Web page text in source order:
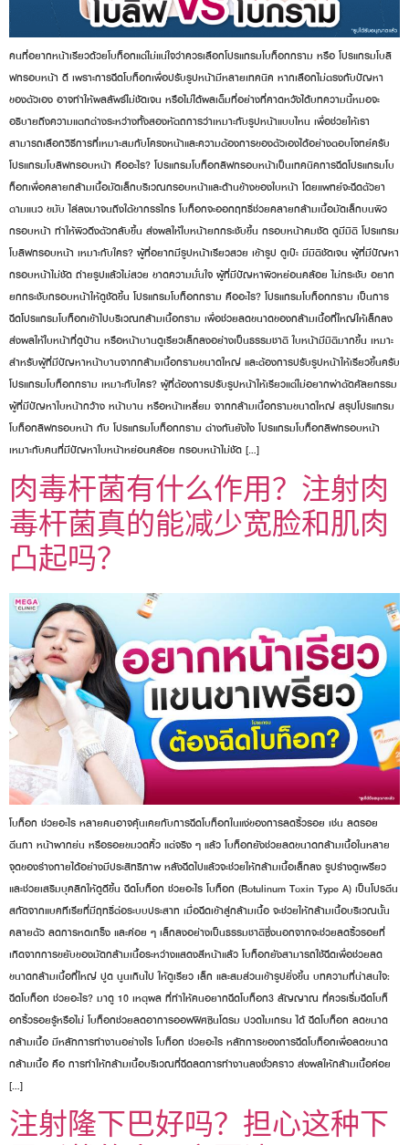
คนที่อยากหน้าเรียวด้วยโบท็อกแต่ไม่แน่ใจว่าควรเลือกโปรแกรมโบท็อกกราม หรือ โปรแกรมโบลิ
ฟกรอบหน้า ดี เพราะการฉีดโบท็อกเพื่อปรับรูปหน้ามีหลายเทคนิค หากเลือกไม่ตรงกับปัญหา
ของตัวเอง อาจทำให้ผลลัพธ์ไม่ชัดเจน หรือไม่ได้ผลเต็มที่อย่างที่คาดหวังได้บทความนี้หมอจะ
อธิบายถึงความแตกต่างระหว่างทั้งสองหัตถการว่าเหมาะกับรูปหน้าแบบไหน เพื่อช่วยให้เรา
สามารถเลือกวิธีการที่เหมาะสมกับโครงหน้าและความต้องการของตัวเองได้อย่างตอบโจทย์ครับ
โปรแกรมโบลิฟกรอบหน้า คืออะไร? โปรแกรมโบท็อกลิฟกรอบหน้าเป็นเทคนิคการฉีดโปรแกรมโบ
ท็อกเพื่อคลายกล้ามเนื้อมัดเล็กบริเวณกรอบหน้าและด้านข้างของใบหน้า โดยแพทย์จะฉีดตัวยา
ตามแนว ขมับ ไล่ลงมาจนถึงใต้ขากรรไกร โบท็อกจะออกฤทธิ์ช่วยคลายกล้ามเนื้อมัดเล็กบนผิว
กรอบหน้า ทำให้ผิวดึงตัวกลับขึ้น ส่งผลให้ใบหน้ายกกระชับขึ้น กรอบหน้าคมชัด ดูมีมิติ โปรแกรม
โบลิฟกรอบหน้า เหมาะกับใคร? ผู้ที่อยากมีรูปหน้าเรียวสวย เข้ารูป ดูเป๊ะ มีมิติชัดเจน ผู้ที่มีปัญหา
กรอบหน้าไม่ชัด ถ่ายรูปแล้วไม่สวย ขาดความมั่นใจ ผู้ที่มีปัญหาผิวหย่อนคล้อย ไม่กระชับ อยาก
ยกกระชับกรอบหน้าให้ดูชัดขึ้น โปรแกรมโบท็อกกราม คืออะไร? โปรแกรมโบท็อกกราม เป็นการ
ฉีดโปรแกรมโบท็อกเข้าไปบริเวณกล้ามเนื้อกราม เพื่อช่วยลดขนาดของกล้ามเนื้อที่ใหญ่ให้เล็กลง
ส่งผลให้ใบหน้าที่ดูป้าน หรือหน้าบานดูเรียวเล็กลงอย่างเป็นธรรมชาติ ใบหน้ามีมิติมากขึ้น เหมาะ
สำหรับผู้ที่มีปัญหาหน้าบานจากกล้ามเนื้อกรามขนาดใหญ่ และต้องการปรับรูปหน้าให้เรียวขึ้นครับ
โปรแกรมโบท็อกกราม เหมาะกับใคร? ผู้ที่ต้องการปรับรูปหน้าให้เรียวแต่ไม่อยากผ่าตัดศัลยกรรม
ผู้ที่มีปัญหาใบหน้ากว้าง หน้าบาน หรือหน้าเหลี่ยม จากกล้ามเนื้อกรามขนาดใหญ่ สรุปโปรแกรม
โบท็อกลิฟกรอบหน้า กับ โปรแกรมโบท็อกกราม ต่างกันยังไง โปรแกรมโบท็อกลิฟกรอบหน้า
เหมาะกับคนที่มีปัญหาใบหน้าหย่อนคล้อย กรอบหน้าไม่ชัด […]
肉毒杆菌有什么作用？注射肉
毒杆菌真的能减少宽脸和肌肉
凸起吗？
โบท็อก ช่วยอะไร หลายคนอาจคุ้นเคยกับการฉีดโบท็อกในแง่ของการลดริ้วรอย เช่น ลดรอย
ตีนกา หน้าผากย่น หรือรอยขมวดคิ้ว แต่จริง ๆ แล้ว โบท็อกยังช่วยลดขนาดกล้ามเนื้อในหลาย
จุดของร่างกายได้อย่างมีประสิทธิภาพ หลังฉีดไปแล้วจะช่วยให้กล้ามเนื้อเล็กลง รูปร่างดูเพรียว
และช่วยเสริมบุคลิกให้ดูดีขึ้น ฉีดโบท็อก ช่วยอะไร โบท็อก (Botulinum Toxin Type A) เป็นโปรตีน
สกัดจากแบคทีเรียที่มีฤทธิ์ต่อระบบประสาท เมื่อฉีดเข้าสู่กล้ามเนื้อ จะช่วยให้กล้ามเนื้อบริเวณนั้น
คลายตัว ลดการหดเกร็ง และค่อย ๆ เล็กลงอย่างเป็นธรรมชาติซึ่งนอกจากจะช่วยลดริ้วรอยที่
เกิดจากการขยับของมัดกล้ามเนื้อระหว่างแสดงสีหน้าแล้ว โบท็อกยังสามารถใช้ฉีดเพื่อช่วยลด
ขนาดกล้ามเนื้อที่ใหญ่ ปูด นูนเกินไป ให้ดูเรียว เล็ก และสมส่วนเข้ารูปยิ่งขึ้น บทความที่น่าสนใจ:
ฉีดโบท็อก ช่วยอะไร? มาดู 10 เหตุผล ที่ทำให้คนอยากฉีดโบท็อก3 สัญญาณ ที่ควรเริ่มฉีดโบท็
อกริ้วรอยรู้หรือไม่ โบท็อกช่วยลดอาการออฟฟิศซินโดรม ปวดไมเกรน ได้ ฉีดโบท็อก ลดขนาด
กล้ามเนื้อ มีหลักการทำงานอย่างไร โบท็อก ช่วยอะไร หลักการของการฉีดโบท็อกเพื่อลดขนาด
กล้ามเนื้อ คือ การทำให้กล้ามเนื้อบริเวณที่ฉีดลดการทำงานลงชั่วคราว ส่งผลให้กล้ามเนื้อค่อย
[…]
注射隆下巴好吗？担心这种下